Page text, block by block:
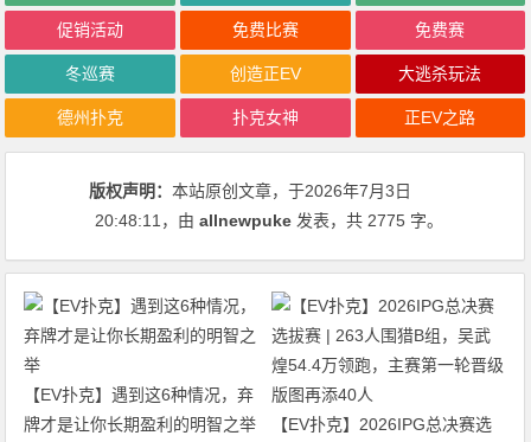
促销活动 免费比赛 免费赛
冬巡赛 创造正EV 大逃杀玩法
德州扑克 扑克女神 正EV之路
版权声明：本站原创文章，于2026年7月3日
20:48:11 ，由allnewpuke 发表，共 2775 字。
【EV扑克】遇到这6种情况，弃
牌才是让你长期盈利的明智之举
【EV扑克】2026IPG总决赛选